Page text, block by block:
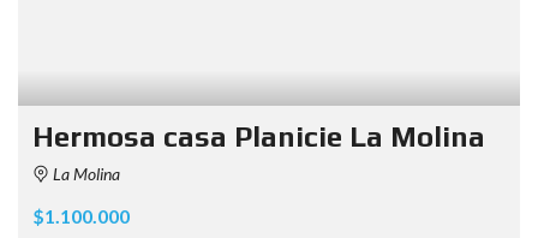
Hermosa casa Planicie La Molina
La Molina
$1.100.000